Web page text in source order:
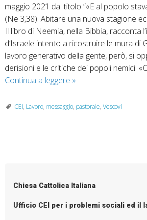
maggio 2021 dal titolo “«E al popolo
(Ne 3,38). Abitare una nuova stagione
Il libro di Neemia, nella Bibbia, racconta
d’Israele intento a ricostruire le mura di
lavoro generativo della gente, però, si
derisioni e le critiche dei popoli nemici:
Continua a leggere 1°
2021:
»
CEI, Lavoro, messaggio, pastorale, Vescovi
Chiesa Cattolica Italiana
Ufficio CEI per i problemi sociali ed il